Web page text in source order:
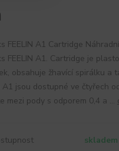
FEELIN A1 Cartridge
FEELIN A1. Cartridge je
obsahuje žhavící spirálku a
A1 jsou dostupné ve čtyřech
mezi pody s odporem 0,4 a ...
skladem